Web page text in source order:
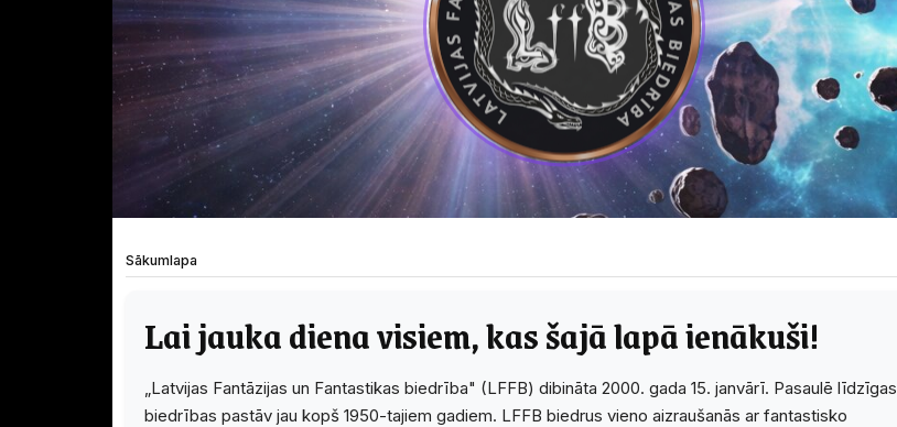
Sākumlapa
Lai jauka diena visiem, kas šajā lapā ienākuši!
„Latvijas Fantāzijas un Fantastikas biedrība" (LFFB) dibināta 2000. gada 15. janvārī. Pasaulē līdzīgas
biedrības pastāv jau kopš 1950-tajiem gadiem. LFFB biedrus vieno aizraušanās ar fantastisko